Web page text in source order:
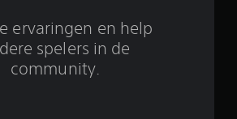
ervaringen en help
spelers in de
community.